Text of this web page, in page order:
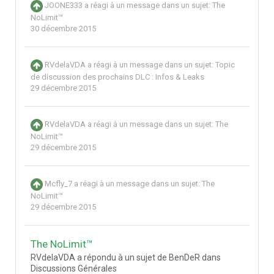
JOONE333 a réagi à un message dans un sujet: The
NoLimit™
30 décembre 2015
RVdelaVDA a réagi à un message dans un sujet: Topic
de discussion des prochains DLC : Infos & Leaks
29 décembre 2015
RVdelaVDA a réagi à un message dans un sujet: The
NoLimit™
29 décembre 2015
Mcfly_7 a réagi à un message dans un sujet: The
NoLimit™
29 décembre 2015
The NoLimit™
RVdelaVDA a répondu à un sujet de BenDeR dans
Discussions Générales